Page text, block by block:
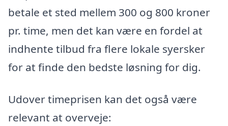
betale et sted mellem 300 og 800 kroner
pr. time, men det kan være en fordel at
indhente tilbud fra flere lokale syersker
for at finde den bedste løsning for dig.
Udover timeprisen kan det også være
relevant at overveje: